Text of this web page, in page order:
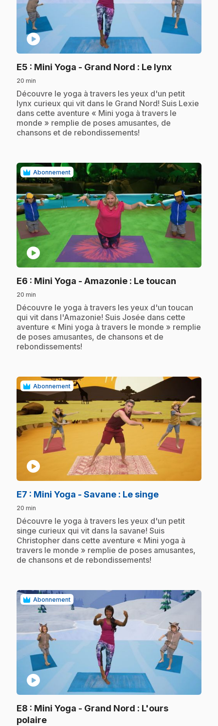
play_circle
E5 : Mini Yoga - Grand Nord : Le lynx.
20 min
.Découvre le yoga à travers les yeux d'un petit
lynx curieux qui vit dans le Grand Nord! Suis Lexie
dans cette aventure « Mini yoga à travers le
monde » remplie de poses amusantes, de
chansons et de rebondissements!
Abonnement
play_circle
E6 : Mini Yoga - Amazonie : Le toucan
20 min
.Découvre le yoga à travers les yeux d'un toucan
qui vit dans l'Amazonie! Suis Josée dans cette
aventure « Mini yoga à travers le monde » remplie
de poses amusantes, de chansons et de
rebondissements!
Abonnement
play_circle
E7 : Mini Yoga - Savane : Le singe.
20 min
.Découvre le yoga à travers les yeux d'un petit
singe curieux qui vit dans la savane! Suis
Christopher dans cette aventure « Mini yoga à
travers le monde » remplie de poses amusantes,
de chansons et de rebondissements!
Abonnement
play_circle
E8 : Mini Yoga - Grand Nord : L'ours
polaire.